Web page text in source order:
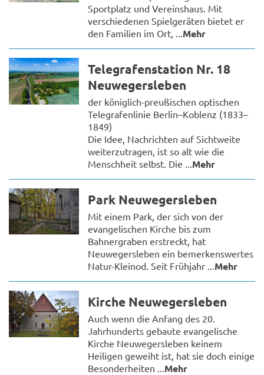
Sportplatz und Vereinshaus. Mit
verschiedenen Spielgeräten bietet er
den Familien im Ort, ... Mehr
Telegrafenstation Nr. 18
Neuwegersleben
der königlich-preußischen optischen
Telegrafenlinie Berlin–Koblenz (1833–
1849)
Die Idee, Nachrichten auf Sichtweite
weiterzutragen, ist so alt wie die
Menschheit selbst. Die ... Mehr
Park Neuwegersleben
Mit einem Park, der sich von der
evangelischen Kirche bis zum
Bahnergraben erstreckt, hat
Neuwegersleben ein bemerkenswertes
Natur-Kleinod. Seit Frühjahr ... Mehr
Kirche Neuwegersleben
Auch wenn die Anfang des 20.
Jahrhunderts gebaute evangelische
Kirche Neuwegersleben keinem
Heiligen geweiht ist, hat sie doch einige
Besonderheiten ... Mehr